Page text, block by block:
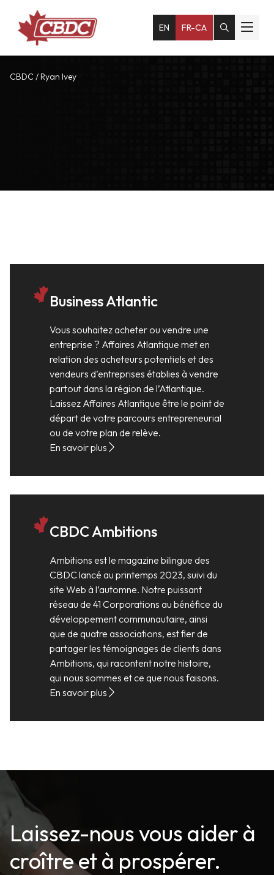
EN FR-CA
CBDC /Ryan Ivey
Business Atlantic
Vous souhaitez acheter ou vendre une
entreprise ? Affaires Atlantique met en
relation des acheteurs potentiels et des
vendeurs d’entreprises établies à vendre
partout dans la région de l’Atlantique.
Laissez Affaires Atlantique être le point de
départ de votre parcours entrepreneurial
ou de votre plan de relève.
En savoir plus
CBDC Ambitions
Ambitions est le magazine bilingue des
CBDC lancé au printemps 2023, suivi du
site Web à l’automne. Notre puissant
réseau de 41 Corporations au bénéfice du
développement communautaire, ainsi
que de quatre associations, est fier de
partager les témoignages de clients dans
Ambitions, qui racontent notre histoire,
qui nous sommes et ce que nous faisons.
En savoir plus
Laissez-nous vous aider à
croître et à prospérer.